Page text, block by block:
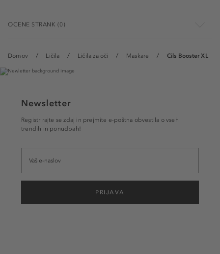
Domov Ličila Ličila za oči Maskare Cils Booster XL
OCENE STRANK (0)
Newsletter
Registrirajte se zdaj in prejmite e-poštna obvestila o vseh
trendih in ponudbah!
PRIJAVA